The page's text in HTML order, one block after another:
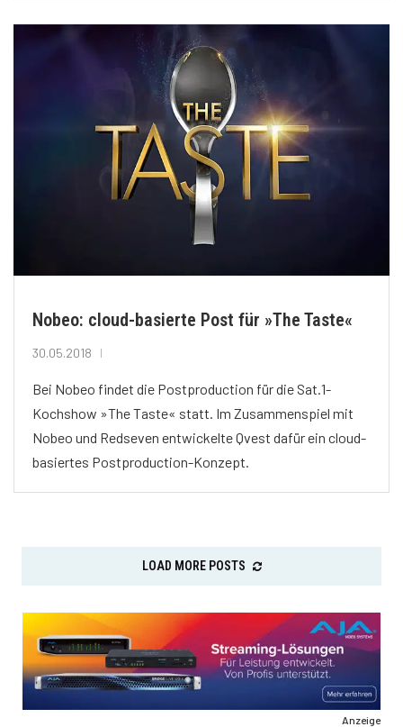
Nobeo: cloud-basierte Post für »The Taste«
30.05.2018
Bei Nobeo findet die Postproduction für die Sat.1-
Kochshow »The Taste« statt. Im Zusammenspiel mit
Nobeo und Redseven entwickelte Qvest dafür ein cloud-
basiertes Postproduction-Konzept.
LOAD MORE POSTS
Anzeige